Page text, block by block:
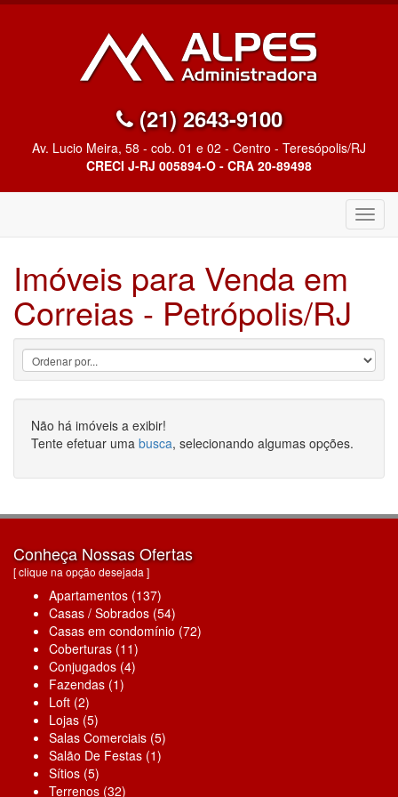
(21) 2643-9100
Av. Lucio Meira, 58 - cob. 01 e 02 - Centro - Teresópolis/RJ
CRECI J-RJ 005894-O - CRA 20-89498
Imóveis para Venda em
Correias - Petrópolis/RJ
Não há imóveis a exibir!
Tente efetuar uma busca, selecionando algumas opções.
Conheça Nossas Ofertas
[ clique na opção desejada ]
Apartamentos (137)
Casas / Sobrados (54)
Casas em condomínio (72)
Coberturas (11)
Conjugados (4)
Fazendas (1)
Loft (2)
Lojas (5)
Salas Comerciais (5)
Salão De Festas (1)
Sítios (5)
Terrenos (32)